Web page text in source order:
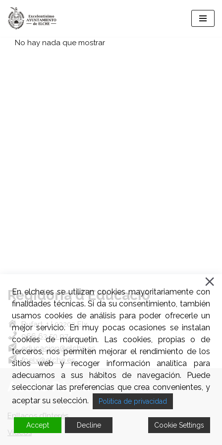
Vés
No hay nada que mostrar
Regidoria d'Educació
Bufart, 1 | 03203 Elx
966 63 50 97
educacion@elche.es
fpelx@elche.es
Accés Ràpid
Enllaços d’Interés
Videos
En elche.es se utilizan cookies mayoritariamente con
finalidades técnicas. Si da su consentimiento, también
usamos cookies de análisis para poder ofrecerle un
mejor servicio. En muy pocas ocasiones se instalan
cookies de márquetin. Las cookies, propias o de
terceros, nos permiten mejorar el rendimiento de los
sitios web y recoger información analítica para
adecuarnos a sus hábitos de navegación. Puede
seleccionar las preferencias que crea convenientes, y
aceptar su selección.
Politica de privacidad
Accept Decline Cookie Settings